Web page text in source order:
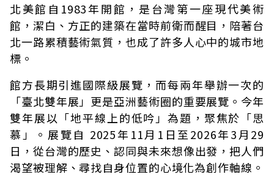
北美館自1983年開館，是台灣第一座現代美術
館，潔白、方正的建築在當時前衛而醒目，陪著台
北一路累積藝術氣質，也成了許多人心中的城市地
標。
館方長期引進國際級展覽，而每兩年舉辦一次的
「臺北雙年展」更是亞洲藝術圈的重要展覽。今年
雙年展以「地平線上的低吟」為題，聚焦於「思
慕」。展覽自 2025年11月1日至2026年3月29
日，從台灣的歷史、認同與未來想像出發，把人們
渴望被理解、尋找自身位置的心境化為創作軸線。